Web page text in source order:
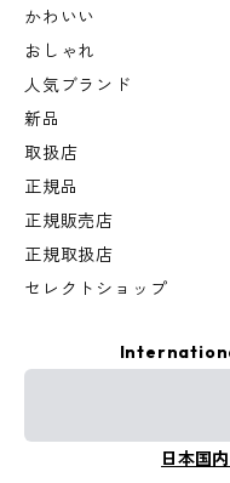
かわいい
おしゃれ
人気ブランド
新品
取扱店
正規品
正規販売店
正規取扱店
セレクトショップ
日本国